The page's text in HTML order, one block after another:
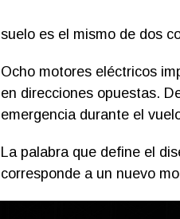
suelo es el mismo de dos
Ocho motores eléctricos
en direcciones opuestas.
emergencia durante el
La palabra que define el
corresponde a un nuevo